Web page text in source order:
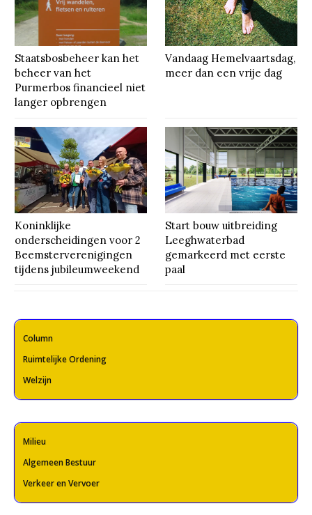
Staatsbosbeheer kan het
beheer van het
Purmerbos financieel niet
langer opbrengen
Vandaag Hemelvaartsdag,
meer dan een vrije dag
Koninklijke
onderscheidingen voor 2
Beemsterverenigingen
tijdens jubileumweekend
Start bouw uitbreiding
Leeghwaterbad
gemarkeerd met eerste
paal
Column
Ruimtelijke Ordening
Welzijn
Milieu
Algemeen Bestuur
Verkeer en Vervoer